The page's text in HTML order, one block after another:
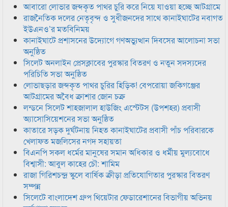
আবারো লোভার জব্দকৃত পাথর চুরি করে নিয়ে যাওয়া হচ্ছে আটগ্রামে
রাজনৈতিক দলের নেতৃবৃন্দ ও সুধীজনদের সাথে কানাইঘাটের নবাগত
ইউএনও’র মতবিনিময়
কানাইঘাটে প্রশাসনের উদ্যোগে গণঅভ্যুত্থান দিবসের আলোচনা সভা
অনুষ্ঠিত
সিলেট অনলাইন প্রেসক্লাবের পুরস্কার বিতরণ ও নতুন সদস্যদের
পরিচিতি সভা অনুষ্ঠিত
লোভাছড়ার জব্দকৃত পাথর চুরির হিড়িক! বেপরোয়া জকিগঞ্জের
আটগ্রামের অবৈধ ক্রাশার জোন চক্র
লন্ডনে সিলেট শাহজালাল হাউজিং এস্টেটস (উপশহর) প্রবাসী
অ্যাসোসিয়েশনের সভা অনুষ্ঠিত
কাতারে সড়ক দুর্ঘটনায় নিহত কানাইঘাটের প্রবাসী পাঁচ পরিবারকে
খেলাফত মজলিসের নগদ সহায়তা
বিএনপি সকল ধর্মের মানুষের সমান অধিকার ও ধর্মীয় মুল্যবোধে
বিশ্বাসী: আবুল কাহের চৌ: শামিম
রাজা গিরিশচন্দ্র স্কুলে বার্ষিক ক্রীড়া প্রতিযোগিতার পুরস্কার বিতরণ
সম্পন্ন
সিলেটে বাংলাদেশ গ্রুপ থিয়েটার ফেডারেশানের বিভাগীয় অভিনয়